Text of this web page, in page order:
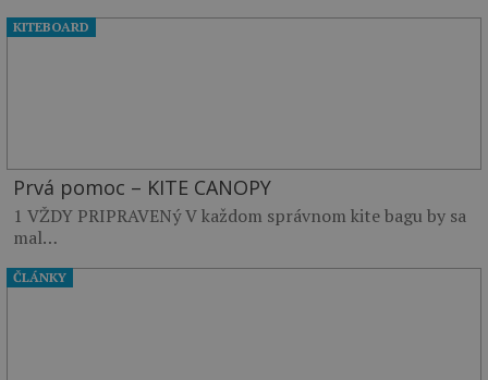
Prvá pomoc – KITE CANOPY
1 VŽDY PRIPRAVENý V každom správnom kite bagu by sa
mal…
KITEBOARD
ČLÁNKY